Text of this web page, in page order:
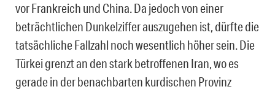
vor Frankreich und China. Da jedoch von einer
beträchtlichen Dunkelziffer auszugehen ist, dürfte die
tatsächliche Fallzahl noch wesentlich höher sein. Die
Türkei grenzt an den stark betroffenen Iran, wo es
gerade in der benachbarten kurdischen Provinz